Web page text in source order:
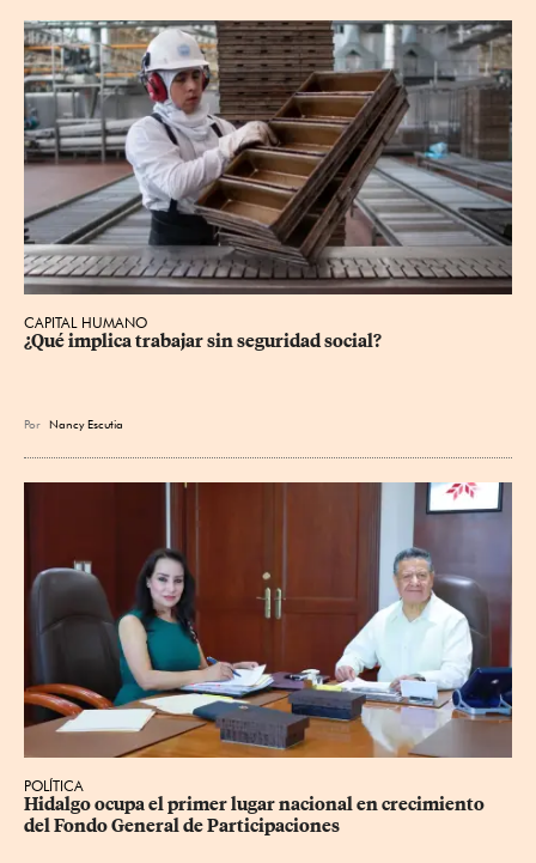
CAPITAL HUMANO
¿Qué implica trabajar sin seguridad social?
Por Nancy Escutia
POLÍTICA
Hidalgo ocupa el primer lugar nacional en crecimiento
del Fondo General de Participaciones